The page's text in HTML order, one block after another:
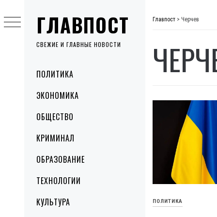
ГЛАВПОСТ
СВЕЖИЕ И ГЛАВНЫЕ НОВОСТИ
MenuПОЛИТИКА
ЭКОНОМИКА
ОБЩЕСТВО
КРИМИНАЛ
ОБРАЗОВАНИЕ
ТЕХНОЛОГИИ
КУЛЬТУРА
to
content
Главпост > Черчев
ПОЛИТИКА